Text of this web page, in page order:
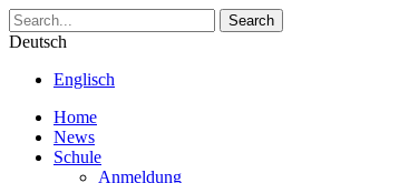
Search
Deutsch
Englisch
Home
News
Schule
Anmeldung